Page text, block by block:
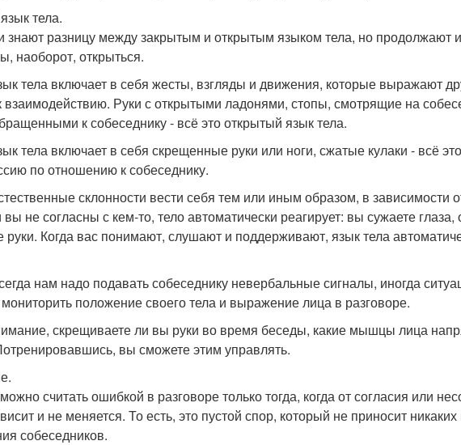
тела.
знают разницу между закрытым и открытым языком тела, но продолжают
наоборот, открыться.
тела включает в себя жесты, взгляды и движения, которые выражают
взаимодействию. Руки с открытыми ладонями, стопы, смотрящие на
к собеседнику - всё это открытый язык тела.
тела включает в себя скрещенные руки или ноги, сжатые кулаки - всё
по отношению к собеседнику.
склонности вести себя тем или иным образом, в зависимости
не согласны с кем-то, тело автоматически реагирует: вы сужаете глаза,
руки. Когда вас понимают, слушают и поддерживают, язык тела
нам надо подавать собеседнику невербальные сигналы, иногда
положение своего тела и выражение лица в разговоре.
скрещиваете ли вы руки во время беседы, какие мышцы лица
вы сможете этим управлять.
считать ошибкой в разговоре только тогда, когда от согласия или
и не меняется. То есть, это пустой спор, который не приносит
собеседников.